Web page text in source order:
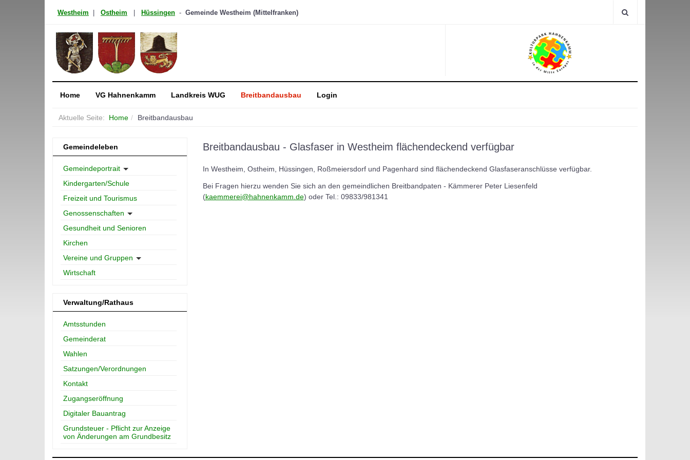
Westheim Ostheim Hüssingen - Gemeinde Westheim (Mittelfranken)
Home VG Hahnenkamm Landkreis WUG Breitbandausbau Login
Aktuelle Seite: Home Breitbandausbau
Breitbandausbau - Glasfaser in Westheim flächendeckend verfügbar
In Westheim, Ostheim, Hüssingen, Roßmeiersdorf und Pagenhard sind flächendeckend Glasfaseranschlüsse verfügbar.
Bei Fragen hierzu wenden Sie sich an den gemeindlichen Breitbandpaten - Kämmerer Peter Liesenfeld
(kaemmerei@hahnenkamm.de) oder Tel.: 09833/981341
Gemeindeleben
Gemeindeportrait
Kindergarten/Schule
Freizeit und Tourismus
Genossenschaften
Gesundheit und Senioren
Kirchen
Vereine und Gruppen
Wirtschaft
Verwaltung/Rathaus
Amtsstunden
Gemeinderat
Wahlen
Satzungen/Verordnungen
Kontakt
Zugangseröffnung
Digitaler Bauantrag
Grundsteuer - Pflicht zur Anzeige
von Änderungen am Grundbesitz